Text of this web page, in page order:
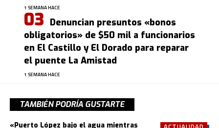
1 SEMANA HACE
Denuncian presuntos «bonos
obligatorios» de $50 mil a funcionarios
en El Castillo y El Dorado para reparar
el puente La Amistad
1 SEMANA HACE
TAMBIÉN PODRÍA GUSTARTE
«Puerto López bajo el agua mientras